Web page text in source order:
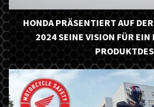
HONDA PRÄSENTIERT AUF
2024 SEINE VISION FÜR EIN